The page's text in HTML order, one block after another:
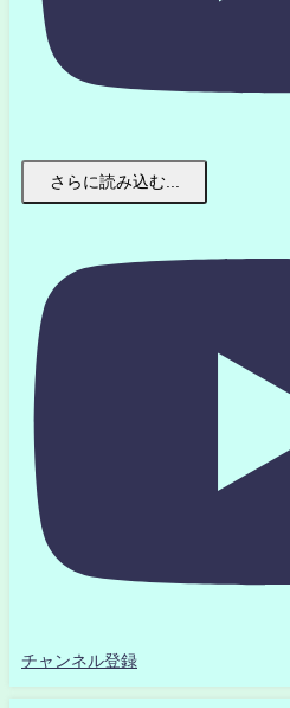
さらに読み込む...
チャンネル登録